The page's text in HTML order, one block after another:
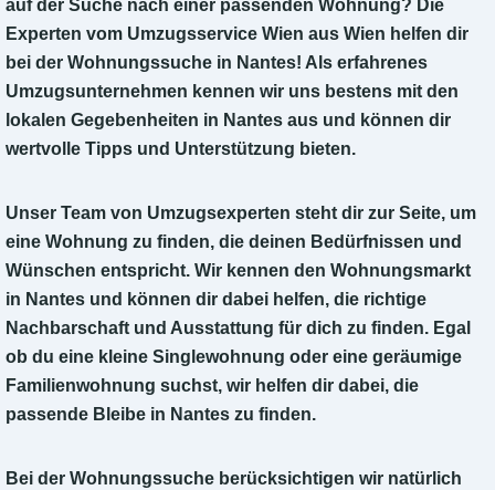
auf der Suche nach einer passenden Wohnung? Die
Experten vom Umzugsservice Wien aus Wien helfen dir
bei der Wohnungssuche in Nantes! Als erfahrenes
Umzugsunternehmen kennen wir uns bestens mit den
lokalen Gegebenheiten in Nantes aus und können dir
wertvolle Tipps und Unterstützung bieten.
Unser Team von Umzugsexperten steht dir zur Seite, um
eine Wohnung zu finden, die deinen Bedürfnissen und
Wünschen entspricht. Wir kennen den Wohnungsmarkt
in Nantes und können dir dabei helfen, die richtige
Nachbarschaft und Ausstattung für dich zu finden. Egal
ob du eine kleine Singlewohnung oder eine geräumige
Familienwohnung suchst, wir helfen dir dabei, die
passende Bleibe in Nantes zu finden.
Bei der Wohnungssuche berücksichtigen wir natürlich